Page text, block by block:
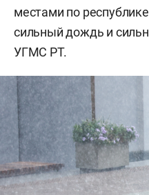
местами по
сильный дождь и
УГМС РТ.